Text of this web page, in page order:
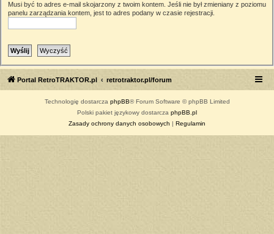
Musi być to adres e-mail skojarzony z twoim kontem. Jeśli nie był zmieniany z poziomu
panelu zarządzania kontem, jest to adres podany w czasie rejestracji.
Portal RetroTRAKTOR.pl retrotraktor.pl/forum
Technologię dostarcza phpBB® Forum Software © phpBB Limited
Polski pakiet językowy dostarcza phpBB.pl
Zasady ochrony danych osobowych | Regulamin